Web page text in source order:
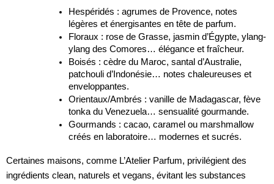
Hespéridés : agrumes de Provence, notes
légères et énergisantes en tête de parfum.
Floraux : rose de Grasse, jasmin d’Égypte, ylang-
ylang des Comores… élégance et fraîcheur.
Boisés : cèdre du Maroc, santal d’Australie,
patchouli d’Indonésie… notes chaleureuses et
enveloppantes.
Orientaux/Ambrés : vanille de Madagascar, fève
tonka du Venezuela… sensualité gourmande.
Gourmands : cacao, caramel ou marshmallow
créés en laboratoire… modernes et sucrés.
Certaines maisons, comme L’Atelier Parfum, privilégient des
ingrédients clean, naturels et vegans, évitant les substances